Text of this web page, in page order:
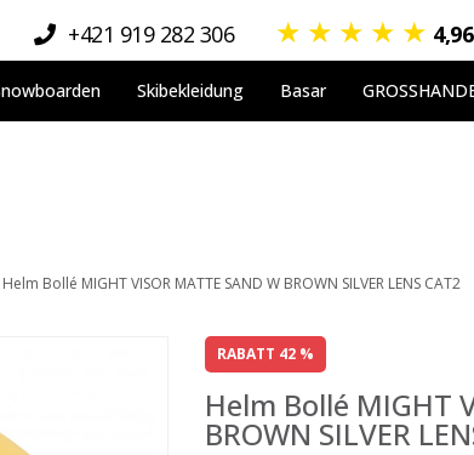
+421 919 282 306 ★ ★ ★ ★ ★ 4,96
Skibekleidung Basar
Helm Bollé MIGHT VISOR MATTE SAND W BROWN SILVER LENS CAT2
RABATT 42 %
Helm Bollé MIGHT
BROWN SILVER